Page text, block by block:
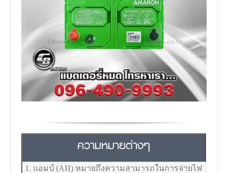
ความหมายต่างๆ
1. แอมป์ (AH) หมายถึงความสามารถในการจ่ายไฟ